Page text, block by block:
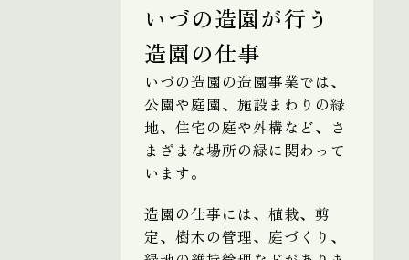
いづの造園が行う
造園の仕事
いづの造園の造園事業では、
公園や庭園、施設まわりの緑
地、住宅の庭や外構など、さ
まざまな場所の緑に関わって
います。
造園の仕事には、植栽、剪
定、樹木の管理、庭づくり、